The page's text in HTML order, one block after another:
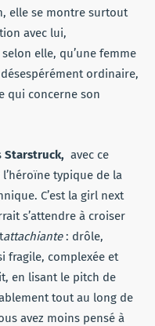
elle se montre surtout
avec lui,
elle, qu’une femme
ordinaire,
qui concerne son
Starstruck, avec ce
typique de la
C’est la girl next
s’attendre à croiser
attachiante: drôle,
fragile, complexée et
en lisant le pitch de
tout au long de
avez moins pensé à